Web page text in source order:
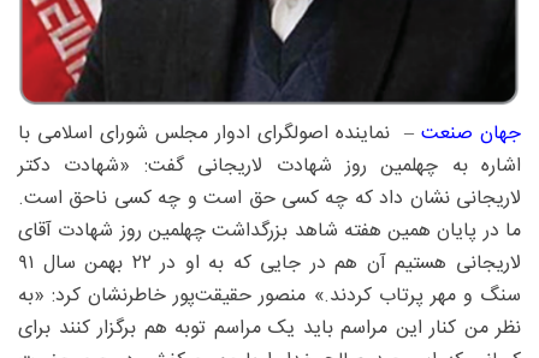
جهان صنعت – نماینده اصولگرای ادوار مجلس شورای اسلامی با
اشاره به چهلمین روز شهادت لاریجانی گفت: «شهادت دکتر
لاریجانی نشان داد که چه کسی حق است و چه کسی ناحق است.
ما در پایان همین هفته شاهد بزرگداشت چهلمین روز شهادت آقای
لاریجانی هستیم آن هم در جایی که به او در ۲۲ بهمن سال ۹۱
سنگ و مهر پرتاب کردند.» منصور حقیقت‌پور خاطرنشان کرد: «به
نظر من کنار این مراسم باید یک مراسم توبه هم برگزار کنند برای